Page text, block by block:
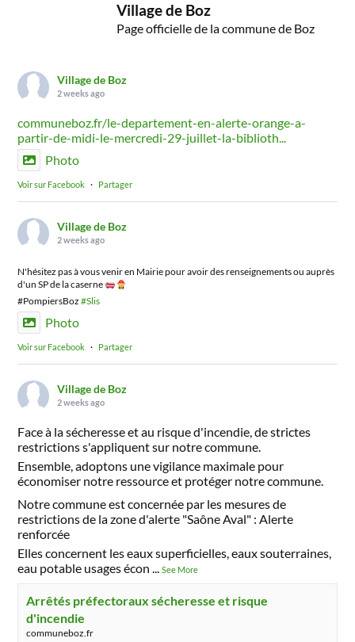
Village de Boz
Page officielle de la commune de Boz
Village de Boz
2 weeks ago
communeboz.fr/le-departement-en-alerte-orange-a-
partir-de-midi-le-mercredi-29-juillet-la-biblioth...
Photo
Voir sur Facebook · Partager
Village de Boz
2 weeks ago
N'hésitez pas à vous venir en Mairie pour avoir des renseignements ou auprès
d'un SP de la caserne
#PompiersBoz#Slis
Photo
Voir sur Facebook · Partager
Village de Boz
2 weeks ago
Face à la sécheresse et au risque d'incendie, de strictes
restrictions s'appliquent sur notre commune.
Ensemble, adoptons une vigilance maximale pour
économiser notre ressource et protéger notre commune.
Notre commune est concernée par les mesures de
restrictions de la zone d'alerte "Saône Aval" : Alerte
renforcée
Elles concernent les eaux superficielles, eaux souterraines,
eau potable usages écon ...See More
Arrêtés préfectoraux sécheresse et risque
d'incendie
communeboz.fr